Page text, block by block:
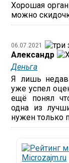
Хорошая
можно
06.07.2021
Александр
Деньга
Я лишь
уже успел
ещё понял
одна из
нужен только